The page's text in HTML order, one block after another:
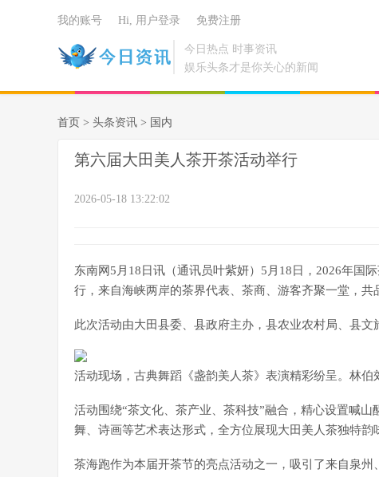
今日热点 时事资讯
娱乐头条才是你关心的新闻
我的账号 Hi, 用户登录 免费注册
首页 > 头条资讯 > 国内
第六届大田美人茶开茶活动举行
2026-05-18 13:22:02
东南网5月18日讯（通讯员叶紫妍）5月18日，2026年国
行，来自海峡两岸的茶界代表、茶商、游客齐聚一堂，共
此次活动由大田县委、县政府主办，县农业农村局、县文
活动现场，古典舞蹈《盏韵美人茶》表演精彩纷呈。林伯
活动围绕“茶文化、茶产业、茶科技”融合，精心设置喊
舞、诗画等艺术表达形式，全方位展现大田美人茶独特韵
茶海跑作为本届开茶节的亮点活动之一，吸引了来自泉